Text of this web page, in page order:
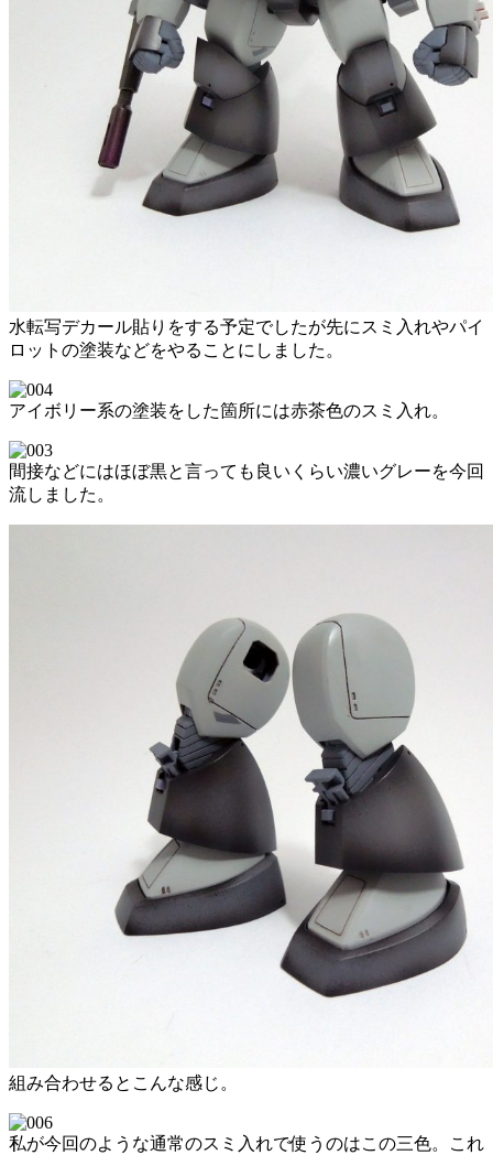
水転写デカール貼りをする予定でしたが先にスミ入れやパイ
ロットの塗装などをやることにしました。
アイボリー系の塗装をした箇所には赤茶色のスミ入れ。
間接などにはほぼ黒と言っても良いくらい濃いグレーを今回
流しました。
組み合わせるとこんな感じ。
私が今回のような通常のスミ入れで使うのはこの三色。これ